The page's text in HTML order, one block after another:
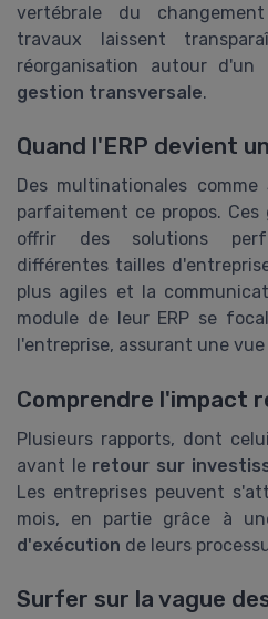
vertébrale du
travaux laissent
réorganisation autour d'un
gestion transversale.
Quand l'ERP devient
Des multinationales
parfaitement ce propos.
offrir des solutions
différentes tailles
plus agiles et la
module de leur ERP se
l'entreprise, assurant une
Comprendre l'impact
Plusieurs rapports, dont
avant le retour sur
Les entreprises peuvent
mois, en partie grâce à
d'exécution de leurs
Surfer sur la vague